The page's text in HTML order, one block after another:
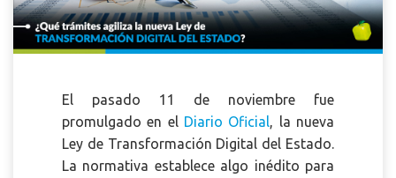
El pasado 11 de noviembre fue
promulgado en el Diario Oficial, la nueva
Ley de Transformación Digital del Estado.
La normativa establece algo inédito para